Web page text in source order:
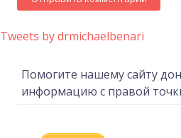
Tweets by drmichaelbenari
Помогите нашему сайту
информацию с правой